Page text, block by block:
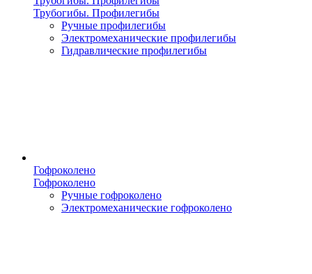
Трубогибы. Профилегибы
Ручные профилегибы
Электромеханические профилегибы
Гидравлические профилегибы
Гофроколено
Гофроколено
Ручные гофроколено
Электромеханические гофроколено